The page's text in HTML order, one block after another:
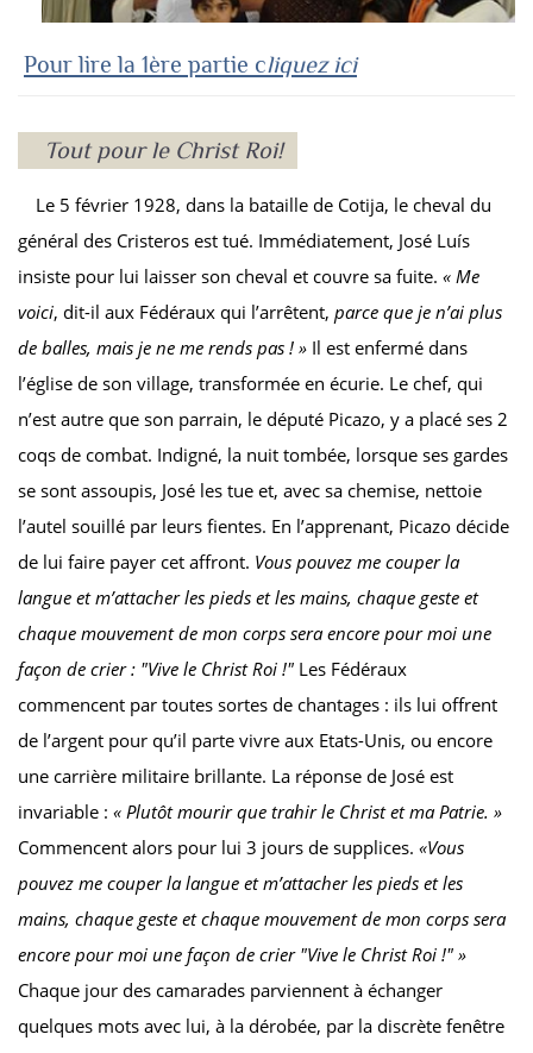
Pour lire la 1ère partie cliquez ici
Tout pour le Christ Roi!
Le 5 février 1928, dans la bataille de Cotija, le cheval du
général des Cristeros est tué. Immédiatement, José Luís
insiste pour lui laisser son cheval et couvre sa fuite. « Me
voici, dit-il aux Fédéraux qui l’arrêtent, parce que je n’ai plus
de balles, mais je ne me rends pas ! » Il est enfermé dans
l’église de son village, transformée en écurie. Le chef, qui
n’est autre que son parrain, le député Picazo, y a placé ses 2
coqs de combat. Indigné, la nuit tombée, lorsque ses gardes
se sont assoupis, José les tue et, avec sa chemise, nettoie
l’autel souillé par leurs fientes. En l’apprenant, Picazo décide
de lui faire payer cet affront. Vous pouvez me couper la
langue et m’attacher les pieds et les mains, chaque geste et
chaque mouvement de mon corps sera encore pour moi une
façon de crier : "Vive le Christ Roi !" Les Fédéraux
commencent par toutes sortes de chantages : ils lui offrent
de l’argent pour qu’il parte vivre aux Etats-Unis, ou encore
une carrière militaire brillante. La réponse de José est
invariable : « Plutôt mourir que trahir le Christ et ma Patrie. »
Commencent alors pour lui 3 jours de supplices. «Vous
pouvez me couper la langue et m’attacher les pieds et les
mains, chaque geste et chaque mouvement de mon corps sera
encore pour moi une façon de crier "Vive le Christ Roi !" »
Chaque jour des camarades parviennent à échanger
quelques mots avec lui, à la dérobée, par la discrète fenêtre